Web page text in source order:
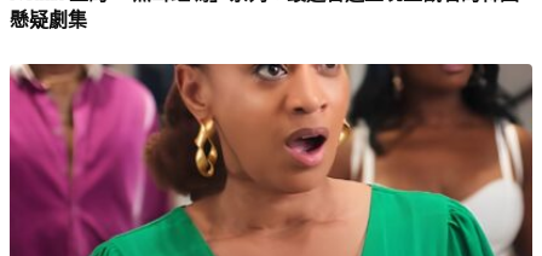
懸疑劇集